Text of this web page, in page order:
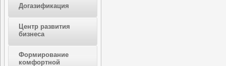
Догазификация
Центр развития
бизнеса
Формирование
комфортной